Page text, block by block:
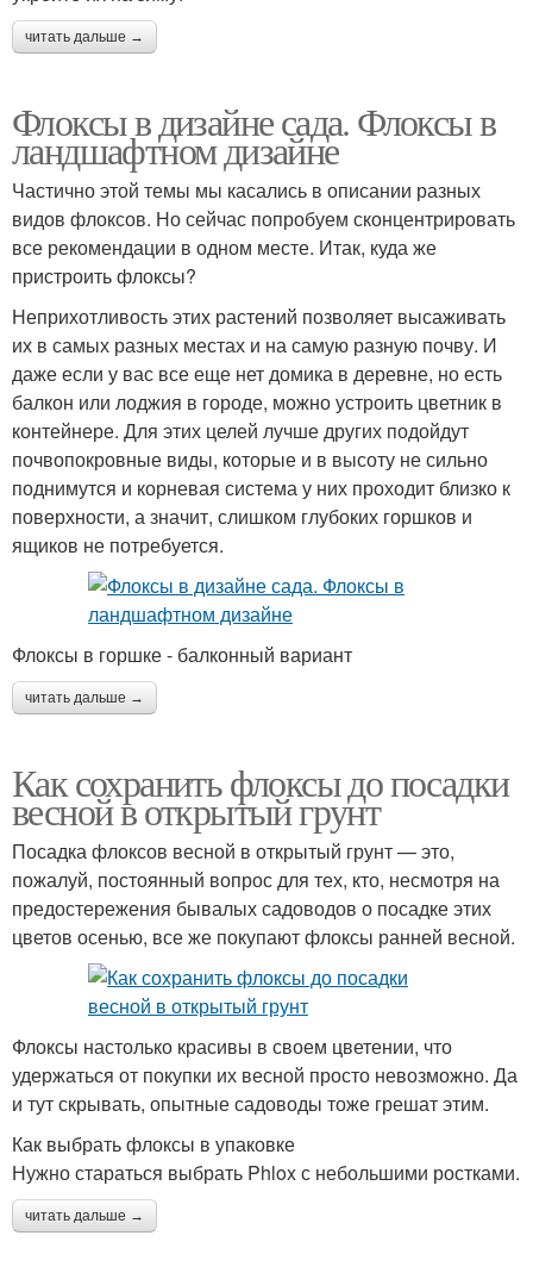
читать дальше →
Флоксы в дизайне сада. Флоксы в
ландшафтном дизайне
Частично этой темы мы касались в описании разных
видов флоксов. Но сейчас попробуем сконцентрировать
все рекомендации в одном месте. Итак, куда же
пристроить флоксы?
Неприхотливость этих растений позволяет высаживать
их в самых разных местах и на самую разную почву. И
даже если у вас все еще нет домика в деревне, но есть
балкон или лоджия в городе, можно устроить цветник в
контейнере. Для этих целей лучше других подойдут
почвопокровные виды, которые и в высоту не сильно
поднимутся и корневая система у них проходит близко к
поверхности, а значит, слишком глубоких горшков и
ящиков не потребуется.
Флоксы в горшке - балконный вариант
читать дальше →
Как сохранить флоксы до посадки
весной в открытый грунт
Посадка флоксов весной в открытый грунт — это,
пожалуй, постоянный вопрос для тех, кто, несмотря на
предостережения бывалых садоводов о посадке этих
цветов осенью, все же покупают флоксы ранней весной.
Флоксы настолько красивы в своем цветении, что
удержаться от покупки их весной просто невозможно. Да
и тут скрывать, опытные садоводы тоже грешат этим.
Как выбрать флоксы в упаковке
Нужно стараться выбрать Phlox с небольшими ростками.
читать дальше →